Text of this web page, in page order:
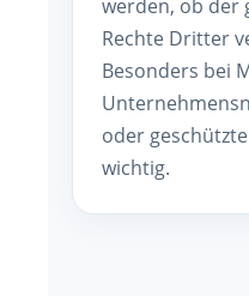
werden, ob der
Rechte Dritter
Besonders bei
oder
wichtig.